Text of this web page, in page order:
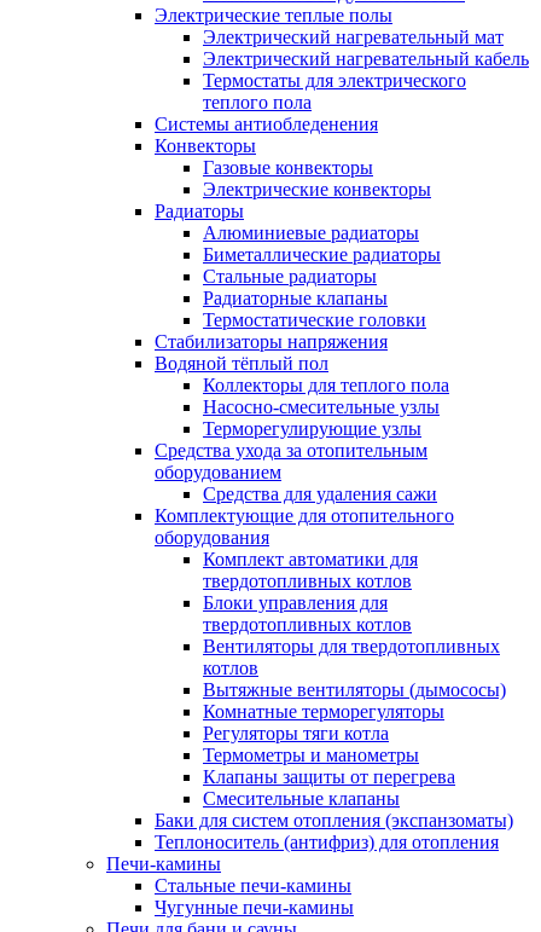
Электрические теплые полы
Электрический нагревательный мат
Электрический нагревательный кабель
Термостаты для электрического
теплого пола
Системы антиобледенения
Конвекторы
Газовые конвекторы
Электрические конвекторы
Радиаторы
Алюминиевые радиаторы
Биметаллические радиаторы
Стальные радиаторы
Радиаторные клапаны
Термостатические головки
Стабилизаторы напряжения
Водяной тёплый пол
Коллекторы для теплого пола
Насосно-смесительные узлы
Терморегулирующие узлы
Средства ухода за отопительным
оборудованием
Средства для удаления сажи
Комплектующие для отопительного
оборудования
Комплект автоматики для
твердотопливных котлов
Блоки управления для
твердотопливных котлов
Вентиляторы для твердотопливных
котлов
Вытяжные вентиляторы (дымососы)
Комнатные терморегуляторы
Регуляторы тяги котла
Термометры и манометры
Клапаны защиты от перегрева
Смесительные клапаны
Баки для систем отопления (экспанзоматы)
Теплоноситель (антифриз) для отопления
Печи-камины
Стальные печи-камины
Чугунные печи-камины